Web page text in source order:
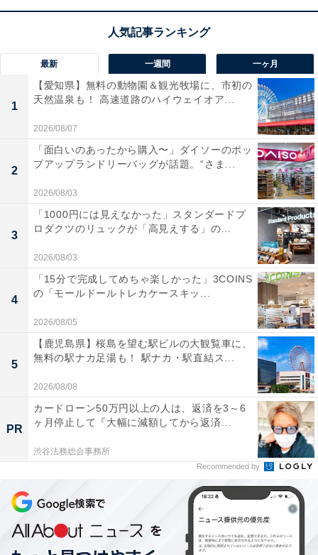
最新 一週間 一ヶ月
1
【愛知県】無料の動物園＆観光牧場に、市初の
天然温泉も！ 高速道路のハイウェイオア...
2026/08/07
2
「面白いのあったから購入〜」ダイソーのポッ
プアップランドリーバッグが話題。“さま...
2026/08/03
3
「1000円には見えなかった」スタンダードプ
ロダクツのリュックが「高見えする」の...
2026/08/03
4
「15分で完成してめちゃ楽しかった」3COINS
の「モールドールトレカケースキッ...
2026/08/05
5
【鹿児島県】桜島を望む駅ビルの大観覧車に、
無料の駅ナカ足湯も！ 駅ナカ・駅直結ス...
2026/08/08
PR
カードローン50万円以上の人は、返済を3～6
ヶ月停止して『大幅に減額してから返済...
渋谷法務総合事務所
Recommended by